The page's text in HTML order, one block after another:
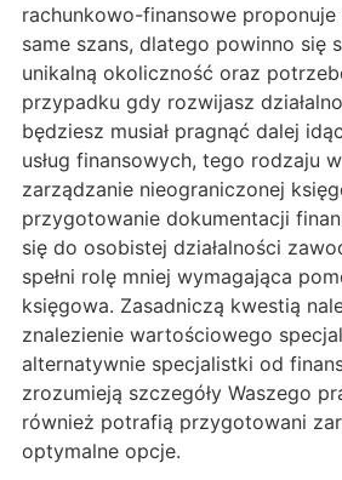
rachunkowo-finansowe
same szans, dlatego powinno się
unikalną okoliczność oraz
przypadku gdy rozwijasz
będziesz musiał pragnąć dalej
usług finansowych, tego rodzaju
zarządzanie nieograniczonej
przygotowanie dokumentacji
się do osobistej działalności
spełni rolę mniej wymagająca
księgowa. Zasadniczą kwestią
znalezienie wartościowego
alternatywnie specjalistki od
zrozumieją szczegóły Waszego
również potrafią przygotowani
optymalne opcje.